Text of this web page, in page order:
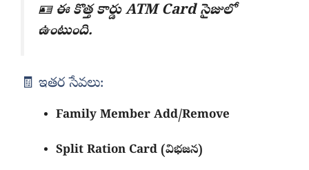
🪪 ఈ కొత్త కార్డు ATM Card సైజులో
ఉంటుంది.
🧾 ఇతర సేవలు:
Family Member Add/Remove
Split Ration Card (విభజన)